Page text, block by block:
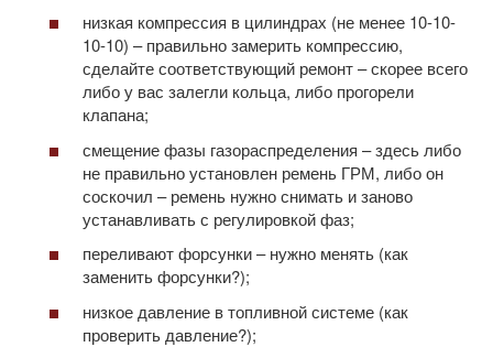
низкая компрессия в цилиндрах (не менее 10-10-
10-10) – правильно замерить компрессию,
сделайте соответствующий ремонт – скорее всего
либо у вас залегли кольца, либо прогорели
клапана;
смещение фазы газораспределения – здесь либо
не правильно установлен ремень ГРМ, либо он
соскочил – ремень нужно снимать и заново
устанавливать с регулировкой фаз;
переливают форсунки – нужно менять (как
заменить форсунки?);
низкое давление в топливной системе (как
проверить давление?);